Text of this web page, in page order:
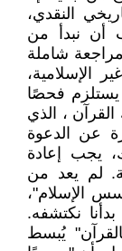
النقدي،
أن نبدأ من
شاملة
الإسلامية،
يستلزم فحصًا
القرآن ، الذي
عن الدعوة
يجب إعادة
لم يعد من
الإسلام"،
نكتشفه.
يُبسط